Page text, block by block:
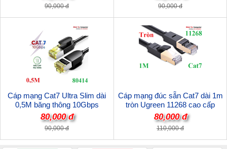
90,000 đ 90,000 đ
Cáp mạng Cat7 Ultra Slim dài
0,5M băng thông 10Gbps
600MHZ Ugreen 80414 cao cấp
80,000 đ
90,000 đ
Cáp mạng đúc sẵn Cat7 dài 1m
tròn Ugreen 11268 cao cấp
80,000 đ
110,000 đ